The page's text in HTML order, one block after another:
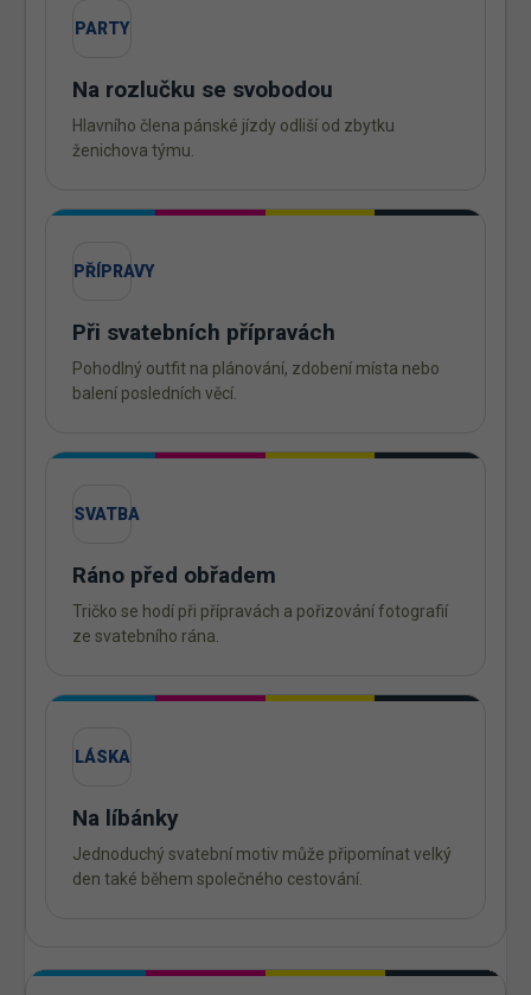
PARTY
Na rozlučku se svobodou
Hlavního člena pánské jízdy odliší od zbytku
ženichova týmu.
PŘÍPRAVY
Při svatebních přípravách
Pohodlný outfit na plánování, zdobení místa nebo
balení posledních věcí.
SVATBA
Ráno před obřadem
Tričko se hodí při přípravách a pořizování fotografií
ze svatebního rána.
LÁSKA
Na líbánky
Jednoduchý svatební motiv může připomínat velký
den také během společného cestování.